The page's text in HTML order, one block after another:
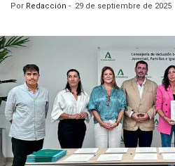
Por Redacción - 29 de septiembre de 2025